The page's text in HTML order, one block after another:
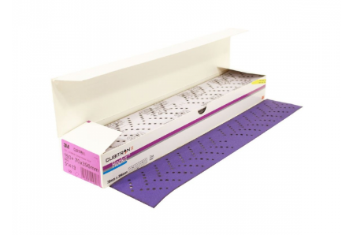
Sisteme si pahare PPS
Pahare de amestec
Tinichigerie